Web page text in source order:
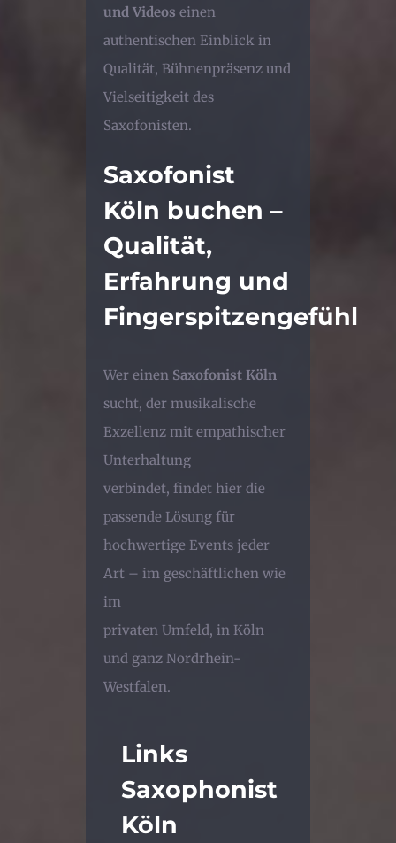
und Videos einen
authentischen Einblick in
Qualität, Bühnenpräsenz und
Vielseitigkeit des
Saxofonisten.
Saxofonist
Köln buchen –
Qualität,
Erfahrung und
Fingerspitzengefühl
Wer einen Saxofonist Köln
sucht, der musikalische
Exzellenz mit empathischer
Unterhaltung
verbindet, findet hier die
passende Lösung für
hochwertige Events jeder
Art – im geschäftlichen wie
im
privaten Umfeld, in Köln
und ganz Nordrhein-
Westfalen.
Links
Saxophonist
Köln